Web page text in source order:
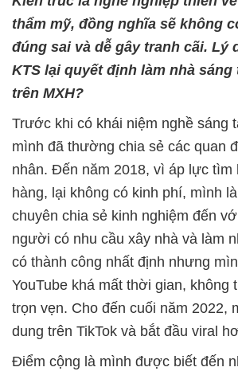
thẩm mỹ, đồng nghĩa sẽ không
đúng sai và dễ gây tranh cãi. Lý
KTS lại quyết định làm nhà
trên MXH?
Trước khi có khái niệm nghề sáng
mình đã thường chia sẻ các quan
nhân. Đến năm 2018, vì áp lực tìm
hàng, lại không có kinh phí, mình
chuyên chia sẻ kinh nghiệm đến
người có nhu cầu xây nhà và làm
có thành công nhất định nhưng
YouTube khá mất thời gian, không
trọn vẹn. Cho đến cuối năm 2022,
dung trên TikTok và bắt đầu viral
Điểm cộng là mình được biết đến